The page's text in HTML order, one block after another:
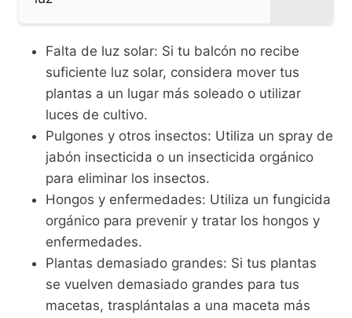
Falta de luz solar: Si tu balcón no recibe
suficiente luz solar, considera mover tus
plantas a un lugar más soleado o utilizar
luces de cultivo.
Pulgones y otros insectos: Utiliza un spray de
jabón insecticida o un insecticida orgánico
para eliminar los insectos.
Hongos y enfermedades: Utiliza un fungicida
orgánico para prevenir y tratar los hongos y
enfermedades.
Plantas demasiado grandes: Si tus plantas
se vuelven demasiado grandes para tus
macetas, trasplántalas a una maceta más